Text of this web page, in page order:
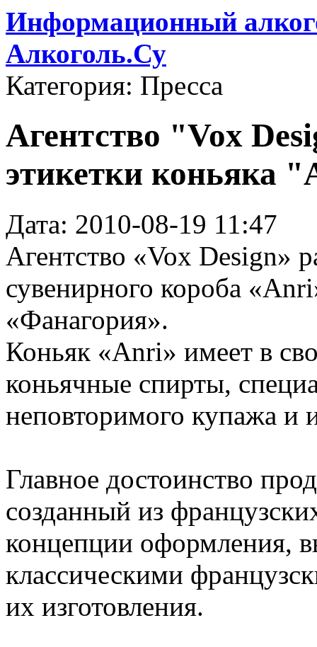
Информационный
Алкоголь.Су
Категория: Пресса
Агентство "Vox
этикетки коньяка
Дата: 2010-08-19 11:47
Агентство «Vox Design»
сувенирного короба
«Фанагория».
Коньяк «Anri» имеет в
коньячные спирты,
неповторимого купажа и
Главное достоинство
созданный из
концепции оформления,
классическими
их изготовления.